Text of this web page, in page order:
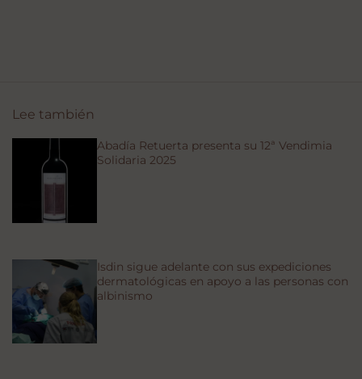
Lee también
Abadía Retuerta presenta su 12ª Vendimia
Solidaria 2025
Isdin sigue adelante con sus expediciones
dermatológicas en apoyo a las personas con
albinismo